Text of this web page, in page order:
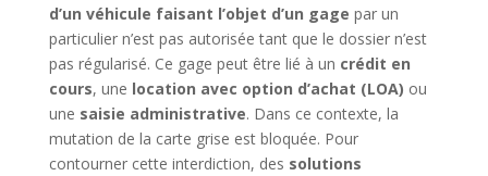
d’un véhicule faisant l’objet d’un gage par un
particulier n’est pas autorisée tant que le dossier n’est
pas régularisé. Ce gage peut être lié à un crédit en
cours, une location avec option d’achat (LOA) ou
une saisie administrative. Dans ce contexte, la
mutation de la carte grise est bloquée. Pour
contourner cette interdiction, des solutions